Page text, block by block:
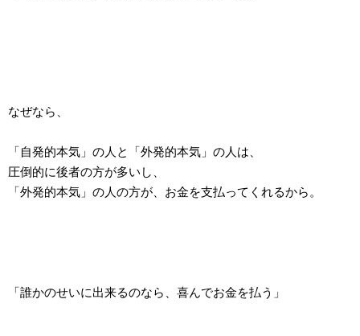
なぜなら、
「自発的本気」の人と「外発的本気」の人は、
圧倒的に後者の方が多いし、
「外発的本気」の人の方が、お金を支払ってくれるから。
「誰かのせいに出来るのなら、喜んでお金を払う」